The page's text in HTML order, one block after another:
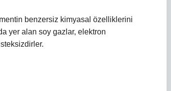
benzersiz kimyasal özelliklerini
yer alan soy gazlar, elektron